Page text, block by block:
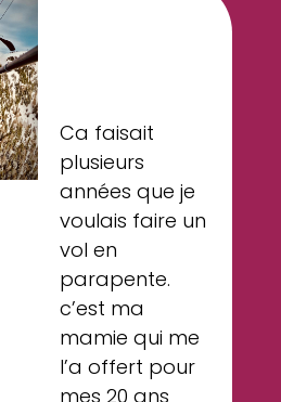
Ca faisait
plusieurs
années que je
voulais faire un
vol en
parapente.
c’est ma
mamie qui me
l’a offert pour
mes 20 ans